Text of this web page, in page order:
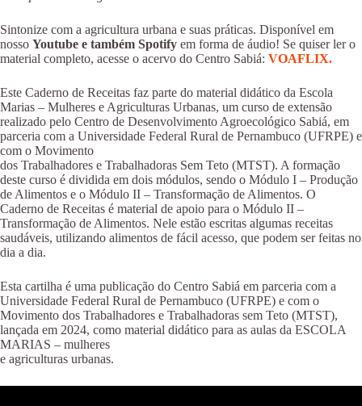
Sintonize com a agricultura urbana e suas práticas. Disponível em
nosso Youtube e também Spotify em forma de áudio! Se quiser ler o
material completo, acesse o acervo do Centro Sabiá: VOAFLIX.
Este Caderno de Receitas faz parte do material didático da Escola
Marias – Mulheres e Agriculturas Urbanas, um curso de extensão
realizado pelo Centro de Desenvolvimento Agroecológico Sabiá, em
parceria com a Universidade Federal Rural de Pernambuco (UFRPE) e
com o Movimento
dos Trabalhadores e Trabalhadoras Sem Teto (MTST). A formação
deste curso é dividida em dois módulos, sendo o Módulo I – Produção
de Alimentos e o Módulo II – Transformação de Alimentos. O
Caderno de Receitas é material de apoio para o Módulo II –
Transformação de Alimentos. Nele estão escritas algumas receitas
saudáveis, utilizando alimentos de fácil acesso, que podem ser feitas no
dia a dia.
Esta cartilha é uma publicação do Centro Sabiá em parceria com a
Universidade Federal Rural de Pernambuco (UFRPE) e com o
Movimento dos Trabalhadores e Trabalhadoras sem Teto (MTST),
lançada em 2024, como material didático para as aulas da ESCOLA
MARIAS – mulheres
e agriculturas urbanas.